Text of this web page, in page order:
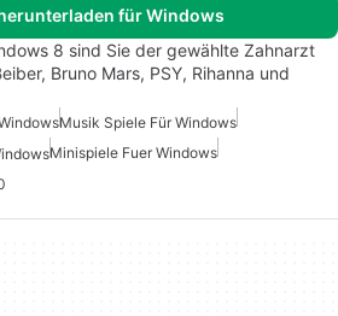
für Windows
8 sind Sie der gewählte Zahnarzt
Bruno Mars, PSY, Rihanna und
Musik Spiele Für Windows
Minispiele Fuer Windows